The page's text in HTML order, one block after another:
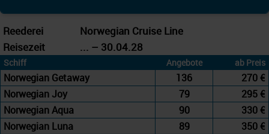
Reederei
Norwegian Cruise Line
Reisezeit
... – 30.04.28
Schiff Angebote ab Preis
Norwegian Getaway 136
270 €
Norwegian Joy
79
295 €
Norwegian Aqua
90
330 €
Norwegian Luna
89
350 €